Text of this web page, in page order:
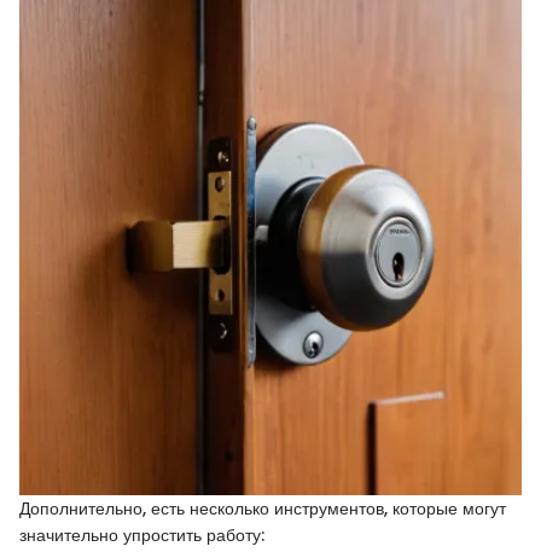
Дополнительно, есть несколько инструментов, которые могут
значительно упростить работу: